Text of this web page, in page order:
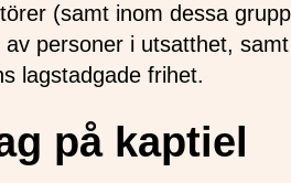
(samt inom dessa
av personer i utsatthet,
lagstadgade frihet.
på kaptiel